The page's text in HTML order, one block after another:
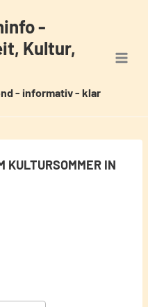
-
Kultur,
- informativ - klar
KULTURSOMMER IN